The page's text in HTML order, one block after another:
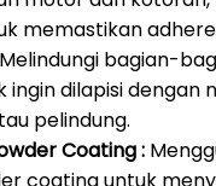
memastikan
Melindungi bagian-
ingin dilapisi dengan
pelindung.
Coating :
coating untuk